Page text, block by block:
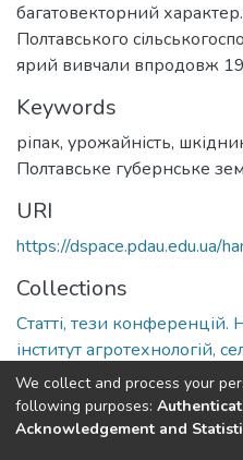
багатовекторний
Полтавського
ярий вивчали впродовж
Keywords
ріпак, урожайність,
Полтавське губернське
URI
https://dspace.pdau.edu.ua/
Collections
Статті, тези
інститут агротехнологій,
Full item page
We collect and process your
following purposes:
Acknowledgement and